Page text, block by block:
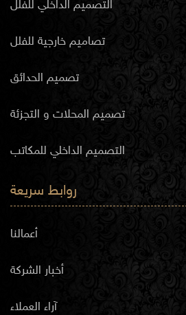
التصميم الداخلي للفلل
تصاميم خارجية للفلل
تصميم الحدائق
تصميم المحلات و التجزئة
التصميم الداخلي للمكاتب
روابط سريعة
أعمالنا
أخبار الشركة
آراء العملاء